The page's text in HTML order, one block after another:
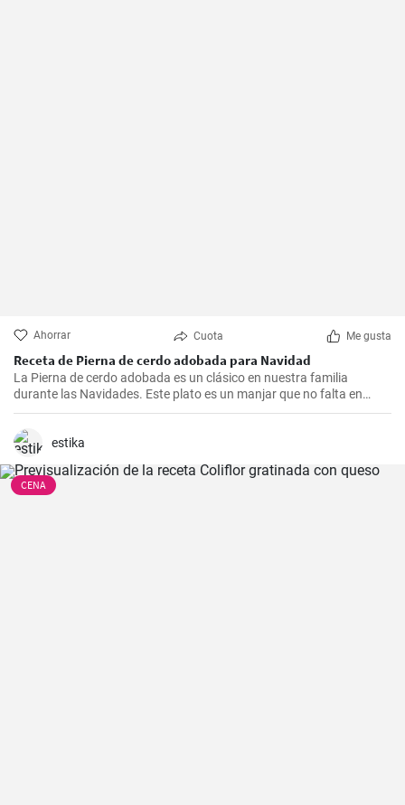
Ahorrar Cuota Me gusta
Receta de Pierna de cerdo adobada para Navidad
La Pierna de cerdo adobada es un clásico en nuestra familia
durante las Navidades. Este plato es un manjar que no falta en
nuestras celebraciones. Es un plato jugoso, sabroso y con un toque
de especias que hace este plato irresistible. Esta receta la he
preparado varias veces y creo que es un plato que es más fácil de
para obtener un resultado realmente espectacular.
estika
CENA